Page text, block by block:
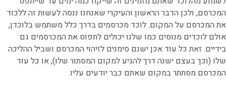
המכרסם, ולכן הדבר הראשון והעיקרי שאנחנו ננסה לעשות זה ללכוד
את המכרסם על המקום. לוכד מכרסמים בדרך כלל משתמש בלוכדן,
אולם לוכדים מנוסים כמו שלנו יכולים לתפוס את המכרסמים גם
בידיים. זאת כל עוד אכן ישנם סימנים לזיהוי המכרסם ושביל ההליכה
שלו (וכך בעצם ישנה דרך להגיע למקום המסתור שלו), או כל עוד
המכרסם מסתתר במקום שאתם כבר יודעים עליו.